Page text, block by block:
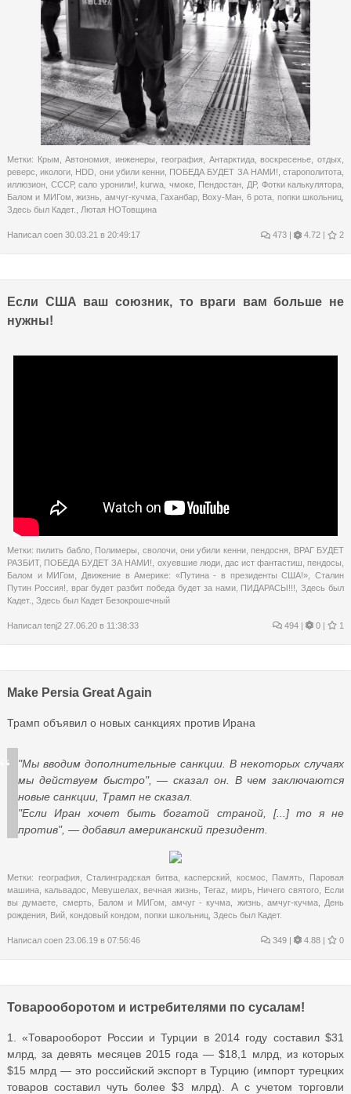
Метки: Крым ,Автономия ,инженеры география Антарктида,воскресенье ,отдых
реверс ,икологи HDD они убили кенни ПОБЕДА БУДЕТ ЗА НАМИ! ,старополитота
иллюзион СССР,сало уронили! ,kurwa чмоке, Пендостан ДР, Фотки калькулятора
Балом и МИГом ,жизнь амчуг-кучма, Гаханбар Воху-Ман 6 рота попки школьниц
Здесь был Кадет.
Лютая НОТовщина
Написал coen 30.03.21 в 20:49:17 473 | 4.72 | 2
Если США ваш союзник, то враги вам больше не
нужны!
Метки:пилить бабло, Полимеры сволочи,они убили кенни,пендосня
ВРАГ БУДЕТ
РАЗБИТ, ПОБЕДА БУДЕТ ЗА НАМИ! охуевшие люди, дас ист фантастиш ,пендосы
Балом и МИГом
Движение в Америке: «Путина - в президенты США!» ,Сталин
Путин Россия!
враг будет разбит победа будет за нами, ПИДАРАСЫ!!! ,Здесь был
Кадет.
Здесь был Кадет Безокрошечный
Написал tenj2 27.06.20 в 11:38:33 494 | 0 | 1
Make Persia Great Again
Трамп объявил о новых санкциях против Ирана
"Мы вводим дополнительные санкции. В некоторых случаях
мы действуем быстро", — сказал он. В чем заключаются
новые санкции, Трамп не сказал.
"Если Иран хочет быть богатой страной, [...] то я не
против", — добавил американский президент.
Метки: география ,Сталинградская битва,касперский космос Память
Паровая
машина кальвадос Мевушелах ,вечная жизнь Teraz миръ, Ничего святого
Если
вы думаете
смерть Балом и МИГом амчуг - кучма жизнь амчуг-кучма, День
рождения
Вий кондовый кондом попки школьниц Здесь был Кадет.
Написал coen 23.06.19 в 07:56:46 349 | 4.88 | 0
Товарооборотом и истребителями по сусалам!
1. «Товарооборот России и Турции в 2014 году составил $31
млрд, за девять месяцев 2015 года — $18,1 млрд, из которых
$15 млрд — это российский экспорт в Турцию (импорт турецких
товаров составил чуть более $3 млрд). А с учетом торговли